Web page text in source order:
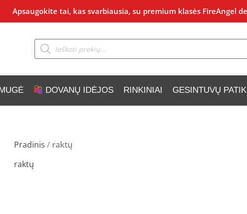
Apsaugokite tai, kas svarbiausia, su premium klasės FireAngel
Products
search
DOVANŲ IDĖJOS RINKINIAI GESINTUVŲ
Pradinis / raktų
raktų